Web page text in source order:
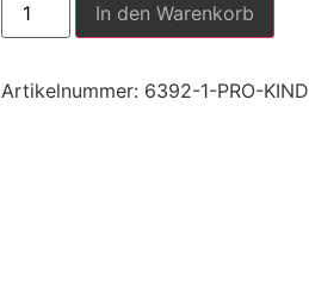
In den Warenkorb
Artikelnummer: 6392-1-PRO-KIND